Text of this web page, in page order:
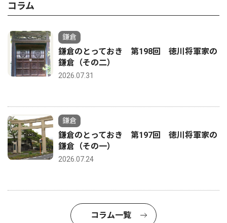
コラム
鎌倉
鎌倉のとっておき 第198回 徳川将軍家の
鎌倉（その二）
2026.07.31
鎌倉
鎌倉のとっておき 第197回 徳川将軍家の
鎌倉（その一）
2026.07.24
コラム一覧